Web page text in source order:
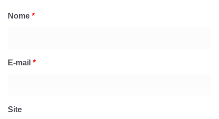
Nome *
E-mail *
Site